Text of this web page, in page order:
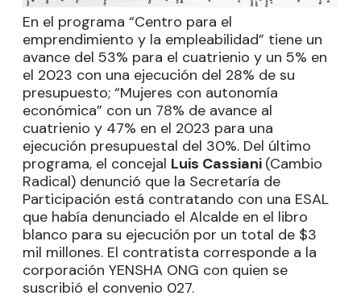
En el programa “Centro para el
emprendimiento y la empleabilidad” tiene un
avance del 53% para el cuatrienio y un 5% en
el 2023 con una ejecución del 28% de su
presupuesto; “Mujeres con autonomía
económica” con un 78% de avance al
cuatrienio y 47% en el 2023 para una
ejecución presupuestal del 30%. Del último
programa, el concejal Luis Cassiani (Cambio
Radical) denunció que la Secretaría de
Participación está contratando con una ESAL
que había denunciado el Alcalde en el libro
blanco para su ejecución por un total de $3
mil millones. El contratista corresponde a la
corporación YENSHA ONG con quien se
suscribió el convenio 027.